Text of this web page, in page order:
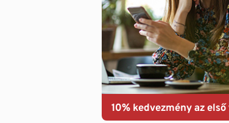
10% kedvezmény az első